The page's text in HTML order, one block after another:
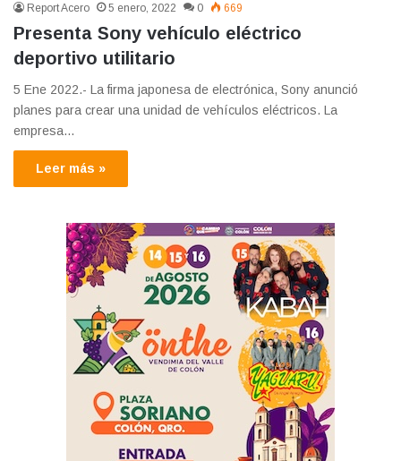
Report Acero 5 enero, 2022 0 669
Presenta Sony vehículo eléctrico
deportivo utilitario
5 Ene 2022.- La firma japonesa de electrónica, Sony anunció
planes para crear una unidad de vehículos eléctricos. La
empresa…
Leer más »